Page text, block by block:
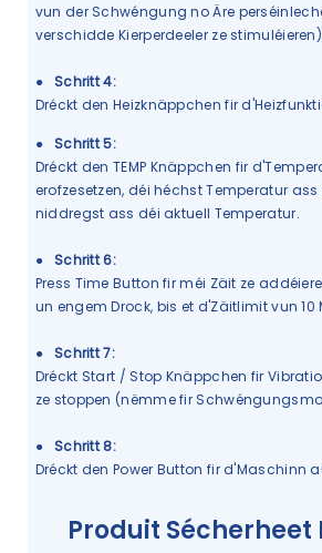
vun der Schwéngung no Äre
verschidde Kierperdeeler ze
● Schritt 4:
Dréckt den Heizknäppchen fir
● Schritt 5:
Dréckt den TEMP Knäppchen fir
erofzesetzen, déi héchst Temperatur ass
niddregst ass déi aktuell Temperatur.
● Schritt 6:
Press Time Button fir méi Zäit ze
un engem Drock, bis et d'Zäitlimit vun 10
● Schritt 7:
Dréckt Start / Stop Knäppchen fir
ze stoppen (nëmme fir
● Schritt 8:
Dréckt den Power Button fir d'Maschinn
Produit Sécherheet